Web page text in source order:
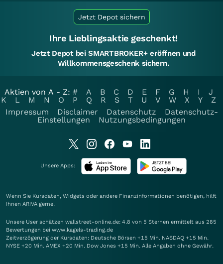
Jetzt Depot sichern
Ihre Lieblingsaktie geschenkt!
Jetzt Depot bei SMARTBROKER+ eröffnen und
Willkommensgeschenk sichern.
Aktien von A - Z: # A B C D E F G H I
J
K
L M N O P Q R S T U V W X Y
Z
Impressum
Disclaimer Datenschutz
Datenschutz-
Einstellungen
Nutzungsbedingungen
Unsere Apps:
Wenn Sie Kursdaten, Widgets oder andere Finanzinformationen benötigen, hilft
Ihnen ARIVA gerne.
Unsere User schätzen wallstreet-online.de: 4.8 von 5 Sternen ermittelt aus 285
Bewertungen bei www.kagels-trading.de
Zeitverzögerung der Kursdaten: Deutsche Börsen +15 Min. NASDAQ +15 Min.
NYSE +20 Min. AMEX +20 Min. Dow Jones +15 Min. Alle Angaben ohne Gewähr.